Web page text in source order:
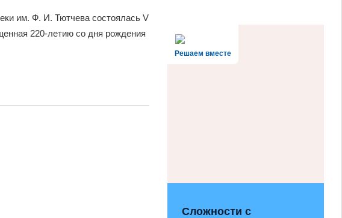
им. Ф. И. Тютчева состоялась V
220-летию со дня рождения
Решаем вместе
Сложности с